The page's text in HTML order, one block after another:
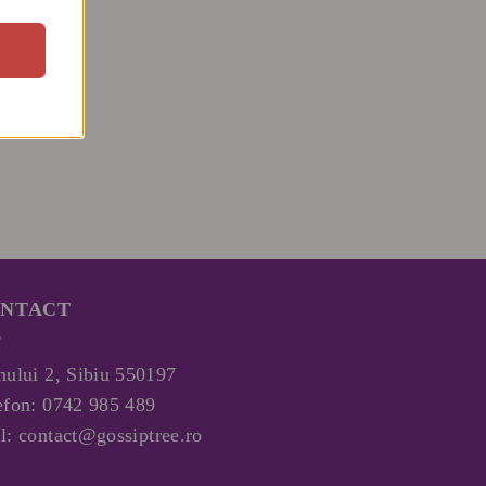
2, Sibiu 550197
0742 985 489
contact@gossiptree.ro